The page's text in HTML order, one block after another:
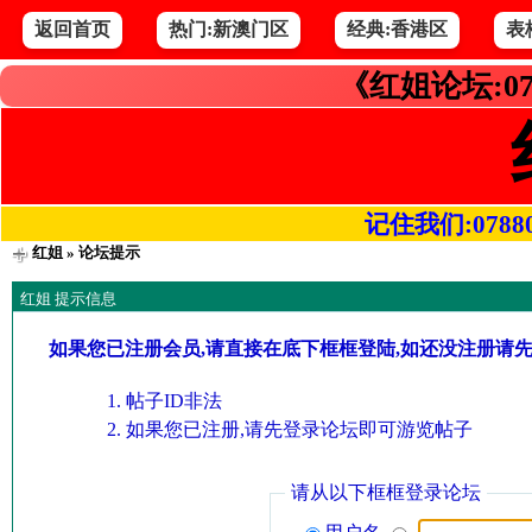
返回首页 热门:新澳门区 经典:香港区 表
《红姐论坛
记住我们
红姐» 论坛提示
红姐 提示信息
如果您已注册会员,请直接在底下框框登陆,如还没注册请
帖子ID非法
如果您已注册,请先登录论坛即可游览帖子
请从以下框框登录论坛